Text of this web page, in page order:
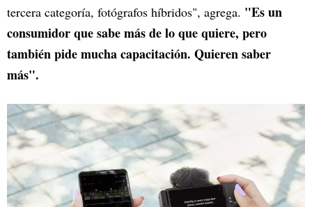
tercera categoría, fotógrafos híbridos", agrega. "Es un
consumidor que sabe más de lo que quiere, pero
también pide mucha capacitación. Quieren saber
más".